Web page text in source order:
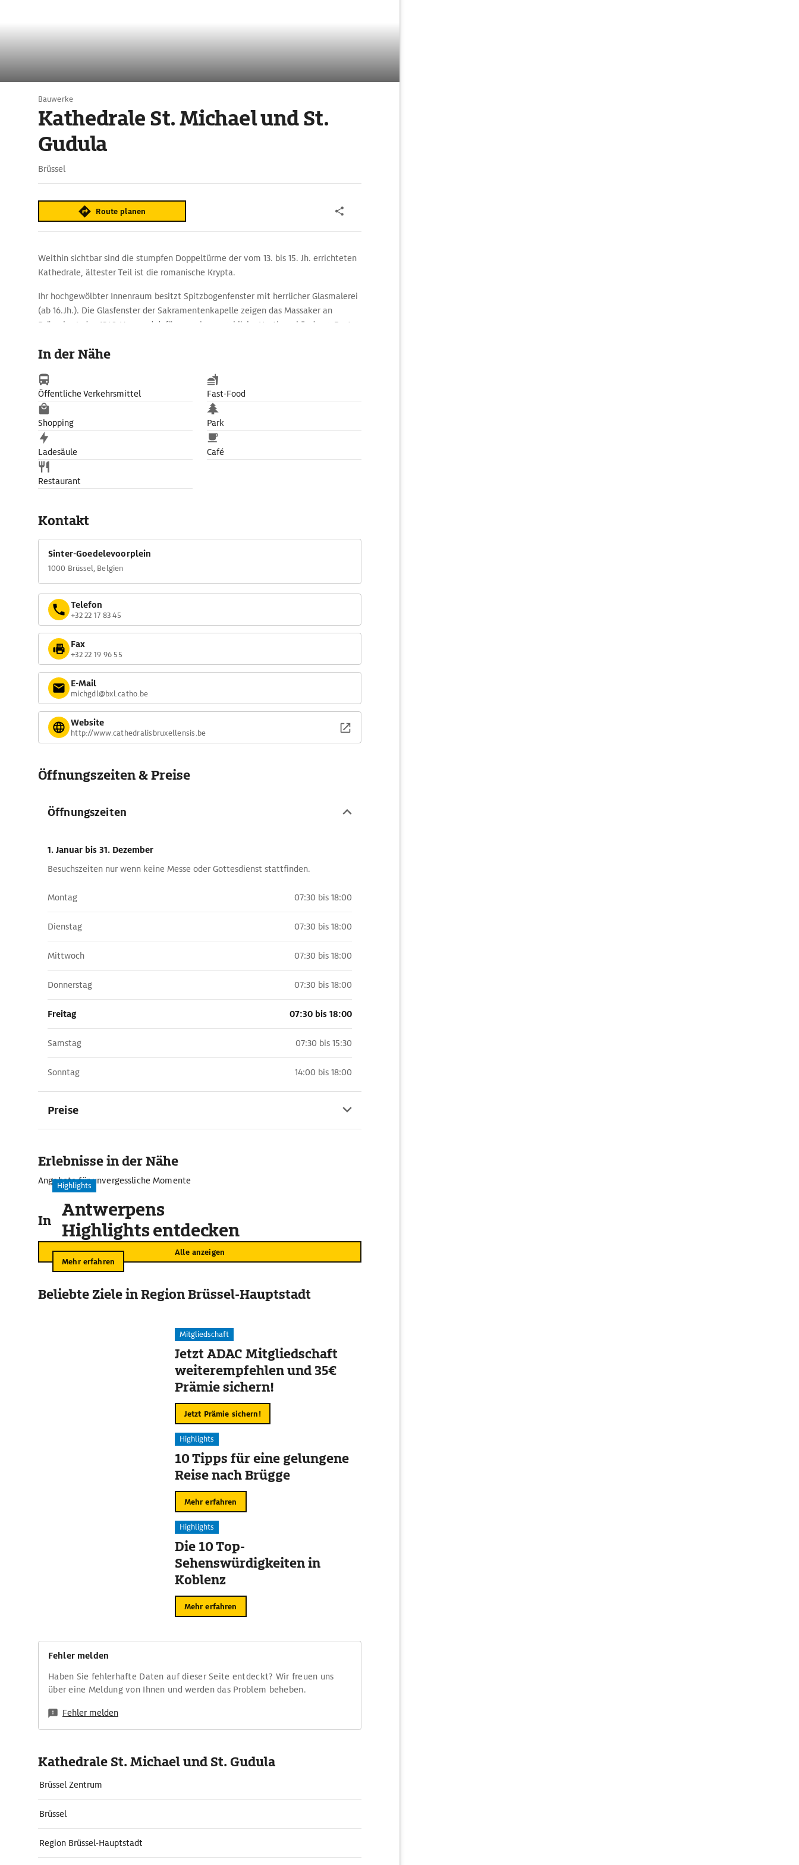
Bauwerke
Kathedrale St. Michael und St.
Gudula
Brüssel
Route planen
Weithin sichtbar sind die stumpfen Doppeltürme der vom 13. bis 15. Jh. errichteten
Kathedrale, ältester Teil ist die romanische Krypta.
Ihr hochgewölbter Innenraum besitzt Spitzbogenfenster mit herrlicher Glasmalerei
(ab 16.Jh.). Die Glasfenster der Sakramentenkapelle zeigen das Massaker an
Brüsseler Juden 1349. Vorwand dafür war eine angebliche Hostienschändung. Reste
während eine Inschrift in der Kapelle klarstellt, dass es sich um eine antisemitische
In der Nähe
Öffentliche Verkehrsmittel Fast-Food
Shopping Park
Ladesäule Café
Restaurant
Kontakt
Sinter-Goedelevoorplein
1000 Brüssel, Belgien
Telefon
+32 22 17 83 45
Fax
+32 22 19 96 55
E-Mail
michgdl@bxl.catho.be
Website
http://www.cathedralisbruxellensis.be
Öffnungszeiten & Preise
Öffnungszeiten
1. Januar bis 31. Dezember
Besuchszeiten nur wenn keine Messe oder Gottesdienst stattfinden.
Montag 07:30 bis 18:00
Dienstag 07:30 bis 18:00
Mittwoch 07:30 bis 18:00
Donnerstag 07:30 bis 18:00
Freitag 07:30 bis 18:00
Samstag 07:30 bis 15:30
Sonntag 14:00 bis 18:00
Preise
Erlebnisse in der Nähe
Angebote für unvergessliche Momente
In der Umgebung
Alle anzeigen
Highlights
Antwerpens
Highlights entdecken
Mehr erfahren
Beliebte Ziele in Region Brüssel-Hauptstadt
Mitgliedschaft
Jetzt ADAC Mitgliedschaft
weiterempfehlen und 35€
Prämie sichern!
Jetzt Prämie sichern!
Highlights
10 Tipps für eine gelungene
Reise nach Brügge
Mehr erfahren
Highlights
Die 10 Top-
Sehenswürdigkeiten in
Koblenz
Mehr erfahren
Fehler melden
Haben Sie fehlerhafte Daten auf dieser Seite entdeckt? Wir freuen uns
über eine Meldung von Ihnen und werden das Problem beheben.
Fehler melden
Kathedrale St. Michael und St. Gudula
Brüssel Zentrum
Brüssel
Region Brüssel-Hauptstadt